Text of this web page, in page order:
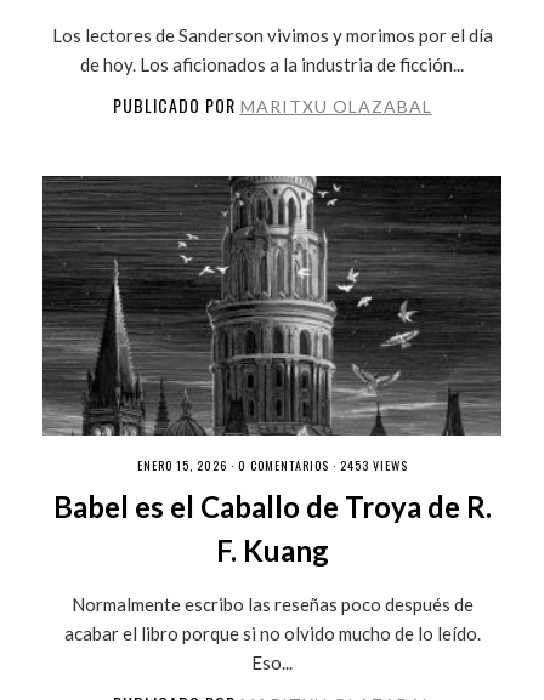
Los lectores de Sanderson vivimos y morimos por el día
de hoy. Los aficionados a la industria de ficción...
PUBLICADO POR MARITXU OLAZABAL
ENERO 15, 2026 · 0 COMENTARIOS · 2453 VIEWS
Babel es el Caballo de Troya de R.
F. Kuang
Normalmente escribo las reseñas poco después de
acabar el libro porque si no olvido mucho de lo leído.
Eso...